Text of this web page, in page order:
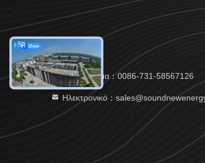
Τηλεφώνημα：0086-731-58567126
Ηλεκτρονικό：